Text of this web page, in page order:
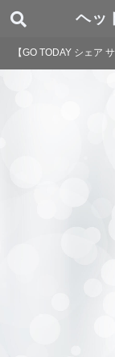
ヘッ
【GO TODAY シェア